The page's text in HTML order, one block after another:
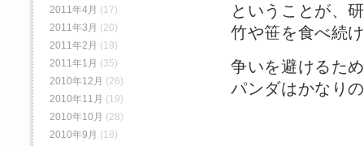
ということが、
竹や笹を食べ続
争いを避けるた
パンダはかなり
2011年4月 (17)
2011年3月 (20)
2011年2月 (19)
2011年1月 (35)
2010年12月 (26)
2010年11月 (19)
2010年10月 (28)
2010年9月 (18)